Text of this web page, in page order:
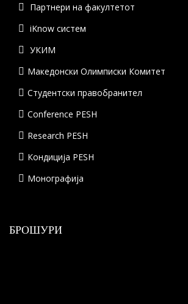
Партнери на факултетот
iKnow систем
УКИМ
Македонски Олимписки Комитет
Студентски правобранител
Conference PESH
Research PESH
Кондиција PESH
Монографија
БРОШУРИ